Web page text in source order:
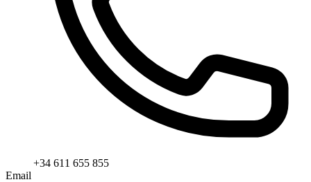
+34 611 655 855
Email